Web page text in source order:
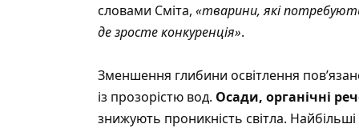
словами Сміта, «тварини, які
де зросте конкуренція».
Зменшення глибини освітлення
із прозорістю вод. Осади, органічні
знижують проникність світла.